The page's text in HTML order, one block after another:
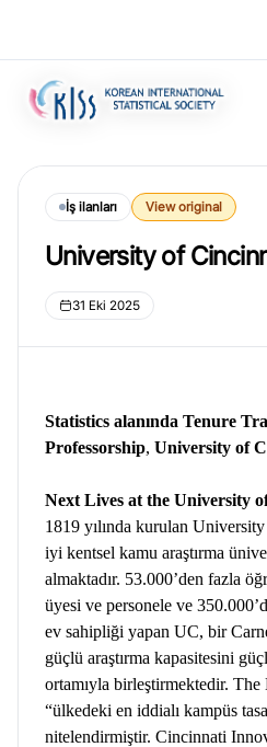
İş ilanları View original
University of
31 Eki 2025
Statistics alanında Tenure
Professorship, University of
Next Lives at the University
1819 yılında kurulan
iyi kentsel kamu araştırma
almaktadır. 53.000’den fazla
üyesi ve personele ve
ev sahipliği yapan UC, bir
güçlü araştırma kapasitesini
ortamıyla birleştirmektedir.
“ülkedeki en iddialı kampüs
nitelendirmiştir. Cincinnati